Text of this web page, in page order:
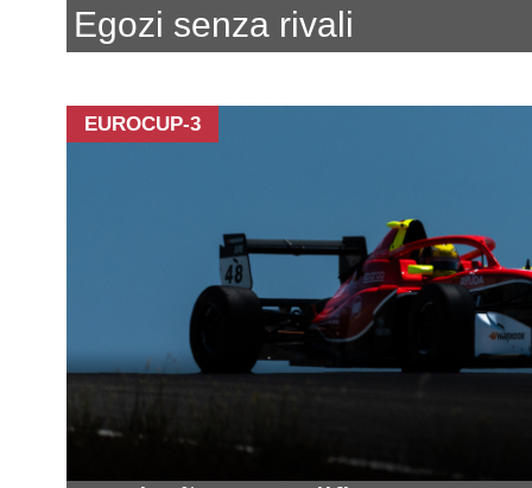
Egozi senza rivali
EUROCUP-3